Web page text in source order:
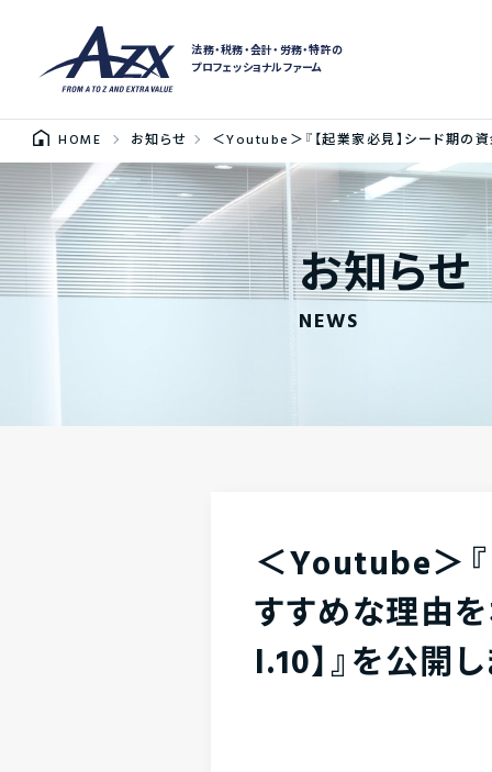
法務・税務・会計・労務・特許の
プロフェッショナルファーム
HOME お知らせ ＜Youtube＞『【起業家必見】シード期の
お知らせ
NEWS
＜Youtube＞
すすめな理由
l.10】』を公開